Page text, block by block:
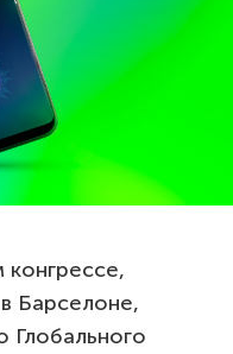
Барселоне,
Глобального